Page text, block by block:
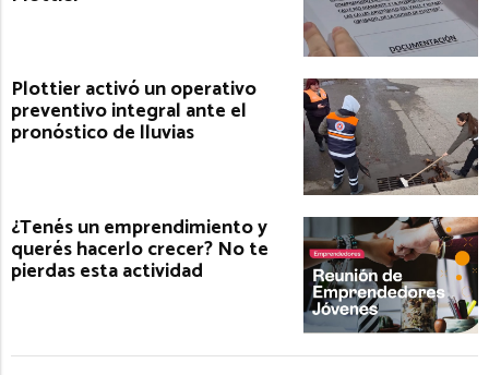
Plottier activó un operativo
preventivo integral ante el
pronóstico de lluvias
¿Tenés un emprendimiento y
querés hacerlo crecer? No te
pierdas esta actividad